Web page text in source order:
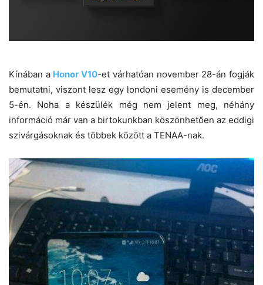
Kínában a Honor V10-et várhatóan november 28-án fogják
bemutatni, viszont lesz egy londoni esemény is december
5-én. Noha a készülék még nem jelent meg, néhány
információ már van a birtokunkban köszönhetően az eddigi
szivárgásoknak és többek között a TENAA-nak.